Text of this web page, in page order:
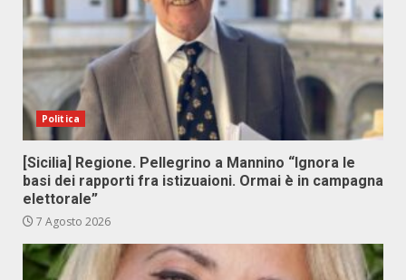
Politica
[Sicilia] Regione. Pellegrino a Mannino “Ignora le
basi dei rapporti fra istizuaioni. Ormai è in campagna
elettorale”
7 Agosto 2026